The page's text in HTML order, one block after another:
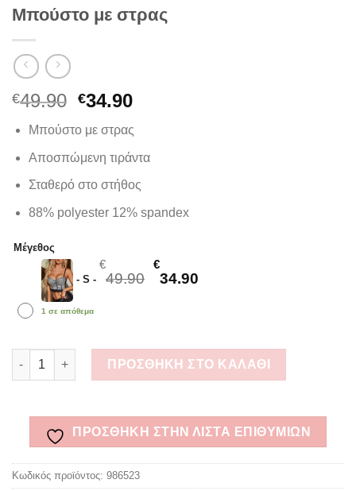
Μπούστο με στρας
€49.90 Original
was:
€49.90.
€34.90Η
τιμή
είναι:
Μπούστο με στρας
Αποσπώμενη τιράντα
Σταθερό στο στήθος
88% polyester 12% spandex
Μέγεθος
- S -
€
49.90
Original price was: €49.90.
€
34.90
1 σε απόθεμα
Μπούστο με στρας ποσότητα
ΠΡΟΣΘΉΚΗ ΣΤΟ ΚΑΛΆΘΙ
ΠΡΌΣΘΉΚΗ ΣΤΗΝ ΛΊΣΤΑ ΕΠΙΘΥΜΙΏΝ
Κωδικός προϊόντος: 986523